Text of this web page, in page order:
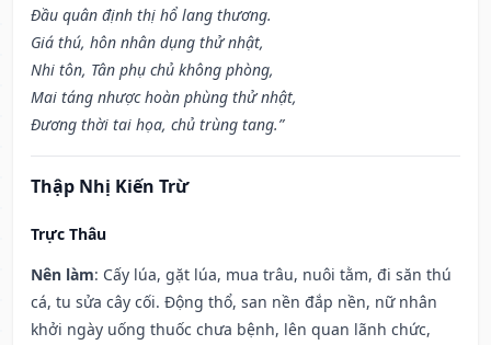
Đầu quân định thị hổ lang thương.
Giá thú, hôn nhân dụng thử nhật,
Nhi tôn, Tân phụ chủ không phòng,
Mai táng nhược hoàn phùng thử nhật,
Đương thời tai họa, chủ trùng tang.”
Thập Nhị Kiến Trừ
Trực Thâu
Nên làm: Cấy lúa, gặt lúa, mua trâu, nuôi tằm, đi săn thú
cá, tu sửa cây cối. Động thổ, san nền đắp nền, nữ nhân
khởi ngày uống thuốc chưa bệnh, lên quan lãnh chức,